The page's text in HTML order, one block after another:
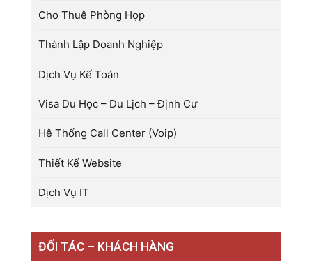
Cho Thuê Phòng Họp
Thành Lập Doanh Nghiệp
Dịch Vụ Kế Toán
Visa Du Học – Du Lịch – Định Cư
Hệ Thống Call Center (Voip)
Thiết Kế Website
Dịch Vụ IT
ĐỐI TÁC – KHÁCH HÀNG